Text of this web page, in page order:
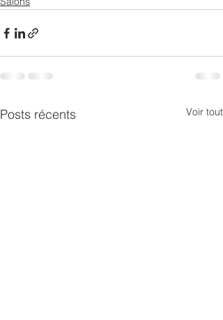
Posts récents Voir tout